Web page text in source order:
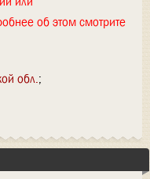
об этом смотрите
обл.